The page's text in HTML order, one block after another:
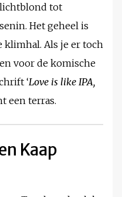
tot
Het geheel is
klimhal. Als je er toch
voor de komische
‘Love is like IPA,
een terras.
Kaap